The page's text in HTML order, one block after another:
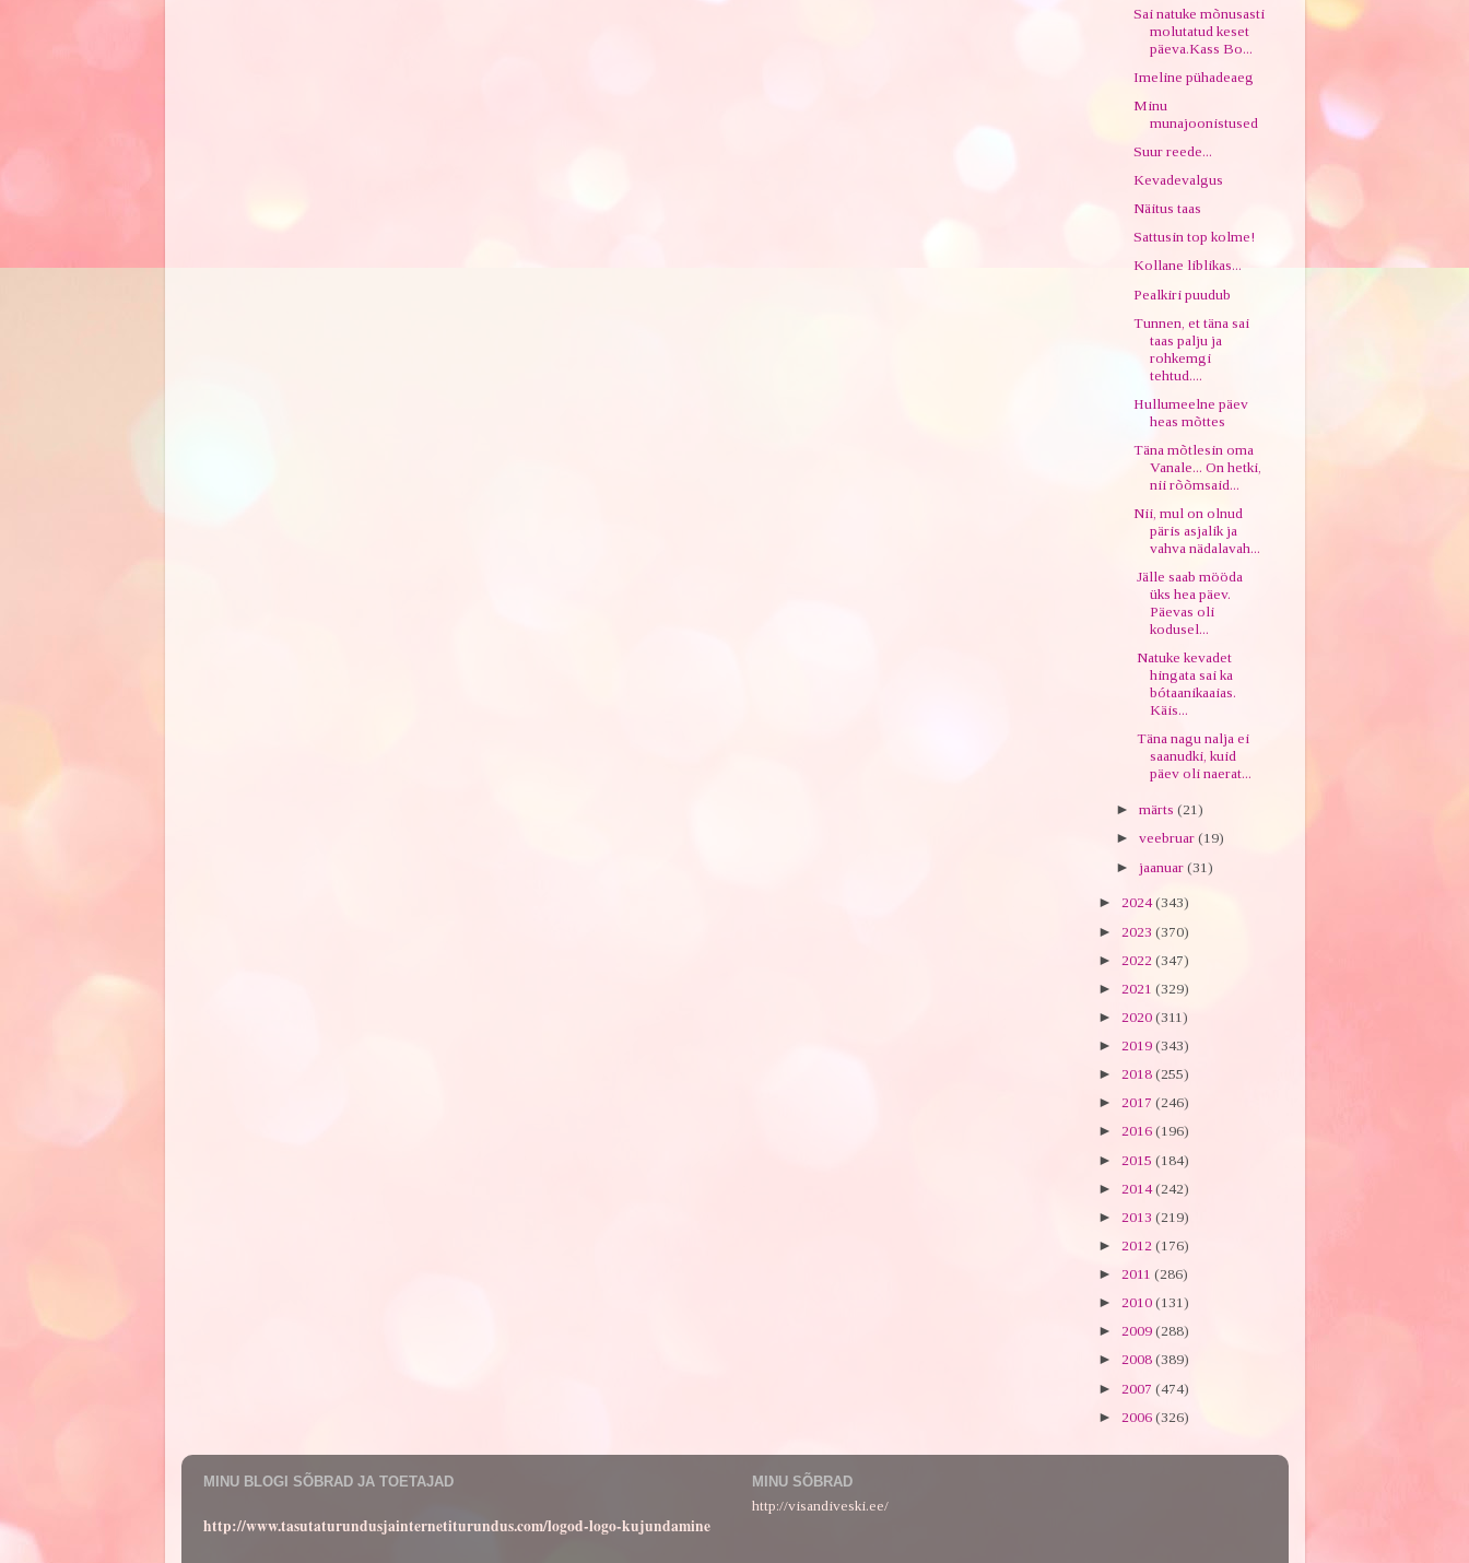
Sai natuke mõnusasti
molutatud keset
päeva.Kass Bo...
Imeline pühadeaeg
Minu
munajoonistused
Suur reede...
Kevadevalgus
Näitus taas
Sattusin top kolme!
Kollane liblikas...
Pealkiri puudub
Tunnen, et täna sai
taas palju ja
rohkemgi
tehtud....
Hullumeelne päev
heas mõttes
Täna mõtlesin oma
Vanale... On hetki,
nii rõõmsaid...
Nii, mul on olnud
päris asjalik ja
vahva nädalavah...
Jälle saab mööda
üks hea päev.
Päevas oli
kodusel...
Natuke kevadet
hingata sai ka
bótaanikaaias.
Käis...
Täna nagu nalja ei
saanudki, kuid
päev oli naerat...
► märts (21)
► veebruar (19)
► jaanuar (31)
► 2024(343)
► 2023 (370)
► 2022 (347)
► 2021 (329)
► 2020 (311)
► 2019 (343)
► 2018 (255)
► 2017 (246)
► 2016 (196)
► 2015 (184)
► 2014(242)
► 2013 (219)
► 2012 (176)
► 2011 (286)
► 2010 (131)
► 2009 (288)
► 2008 (389)
► 2007 (474)
► 2006 (326)
MINU BLOGI SÕBRAD JA TOETAJAD
http://www.tasutaturundusjainternetiturundus.com/logod-logo-kujundamine
MINU SÕBRAD
http://visandiveski.ee/